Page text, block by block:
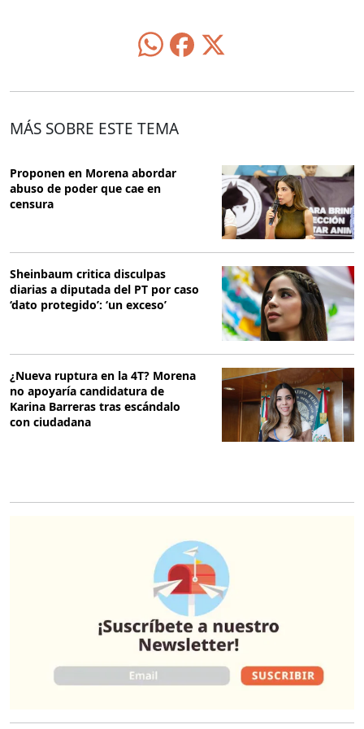
MÁS SOBRE ESTE TEMA
Proponen en Morena abordar
abuso de poder que cae en
censura
Sheinbaum critica disculpas
diarias a diputada del PT por caso
‘dato protegido’: ‘un exceso’
¿Nueva ruptura en la 4T? Morena
no apoyaría candidatura de
Karina Barreras tras escándalo
con ciudadana